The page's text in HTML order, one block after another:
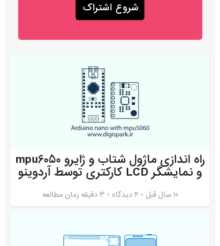
راه اندازی ماژول شتاب و ژایرو mpu6050
و نمایشگر LCD کارکتری توسط آردوینو
10 سال قبل ۴ دیدگاه 3 دقیقه زمان مطالعه